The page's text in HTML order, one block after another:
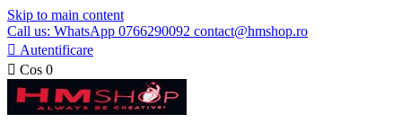
Skip to main content
Call us: WhatsApp 0766290092 contact@hmshop.ro
 Autentificare
 Cos 0